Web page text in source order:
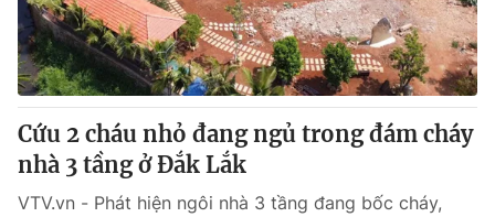
Sản phẩm
Thị trường
Tư vấn
Lịch phát sóng
Chuyên mục khác
Emagazine Podcast
Cứu 2 cháu nhỏ đang ngủ trong đám cháy
nhà 3 tầng ở Đắk Lắk
VTV.vn - Phát hiện ngôi nhà 3 tầng đang bốc cháy,